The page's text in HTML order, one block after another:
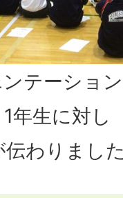
テーショ
年生に対し
伝わりまし